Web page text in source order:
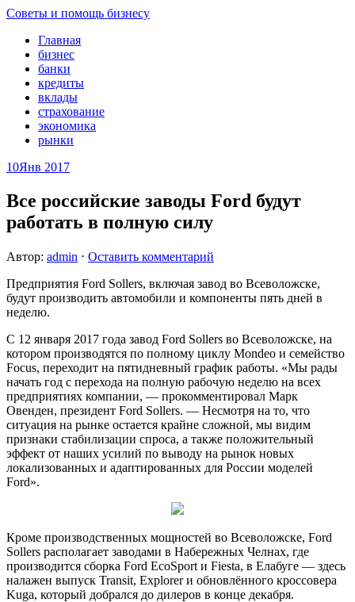
Советы и помощь бизнесу
Главная
бизнес
банки
кредиты
вклады
страхование
экономика
рынки
10Янв 2017
Все российские заводы Ford будут
работать в полную силу
Автор: admin ⋅ Оставить комментарий
Предприятия Ford Sollers, включая завод во Всеволожске,
будут производить автомобили и компоненты пять дней в
неделю.
С 12 января 2017 года завод Ford Sollers во Всеволожске, на
котором производятся по полному циклу Mondeo и семейство
Focus, переходит на пятидневный график работы. «Мы рады
начать год с перехода на полную рабочую неделю на всех
предприятиях компании, — прокомментировал Марк
Овенден, президент Ford Sollers. — Несмотря на то, что
ситуация на рынке остается крайне сложной, мы видим
признаки стабилизации спроса, а также положительный
эффект от наших усилий по выводу на рынок новых
локализованных и адаптированных для России моделей
Ford».
Кроме производственных мощностей во Всеволожске, Ford
Sollers располагает заводами в Набережных Челнах, где
производится сборка Ford EcoSport и Fiesta, в Елабуге — здесь
налажен выпуск Transit, Explorer и обновлённого кроссовера
Kuga, который добрался до дилеров в конце декабря.